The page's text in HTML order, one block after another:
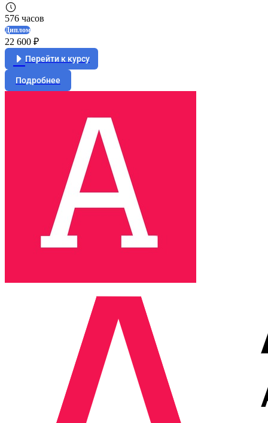
576 часов
Диплом
22 600 ₽
Перейти к курсу
Подробнее